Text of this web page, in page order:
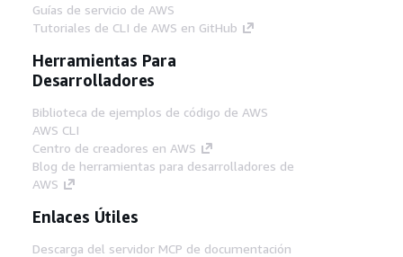
Guías de servicio de AWS
Tutoriales de CLI de AWS en GitHub
Herramientas Para
Desarrolladores
Biblioteca de ejemplos de código de AWS
AWS CLI
Centro de creadores en AWS
Blog de herramientas para desarrolladores de
AWS
Enlaces Útiles
Descarga del servidor MCP de documentación